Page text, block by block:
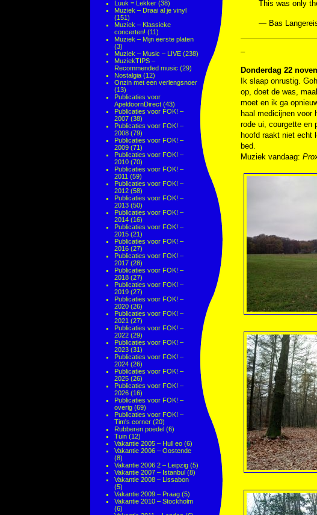
Luuk = Lekker (38)
Muziek – Draai al je vinyl
(151)
Muziek – Klassieke
concerten! (11)
Muziek – Mijn eerste platen
(3)
Muziek – Music – LIVE (238)
MuziekTIPS –
Recommended music (29)
Nostalgia (12)
Onzin met een verlengsnoer
(13)
Publicaties voor
ApeldoornDirect (43)
Publicaties voor FOK! –
2007 (38)
Publicaties voor FOK! –
2008 (79)
Publicaties voor FOK! –
2009 (71)
Publicaties voor FOK! –
2010 (70)
Publicaties voor FOK! –
2011 (59)
Publicaties voor FOK! –
2012 (58)
Publicaties voor FOK! –
2013 (50)
Publicaties voor FOK! –
2014 (16)
Publicaties voor FOK! –
2015 (21)
Publicaties voor FOK! –
2016 (27)
Publicaties voor FOK! –
2017 (28)
Publicaties voor FOK! –
2018 (27)
Publicaties voor FOK! –
2019 (27)
Publicaties voor FOK! –
2020 (26)
Publicaties voor FOK! –
2021 (27)
Publicaties voor FOK! –
2022 (29)
Publicaties voor FOK! –
2023 (31)
Publicaties voor FOK! –
2024 (26)
Publicaties voor FOK! –
2025 (26)
Publicaties voor FOK! –
2026 (16)
Publicaties voor FOK! –
overig (69)
Publicaties voor FOK! –
Tim's corner (20)
Rubberen poedel (6)
Tuin (12)
Vakantie 2005 – Hull eo (6)
Vakantie 2006 – Oostende
(8)
Vakantie 2006 2 – Leipzig (5)
Vakantie 2007 – Istanbul (8)
Vakantie 2008 – Lissabon
(5)
Vakantie 2009 – Praag (5)
Vakantie 2010 – Stockholm
(6)
This was only
— Bas
–
Donderdag 22
Ik slaap onrustig.
op, doet de was,
moet en ik ga
haal medicijnen voor
rode ui, courgette en
hoofd raakt niet echt
bed.
Muziek vandaag: